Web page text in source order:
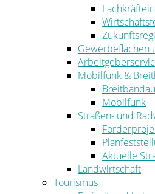
Gewerbeflächen
Mobilfunk &
Mobilfunk
Straßen- und
Aktuelle
Landwirtschaft
Tourismus